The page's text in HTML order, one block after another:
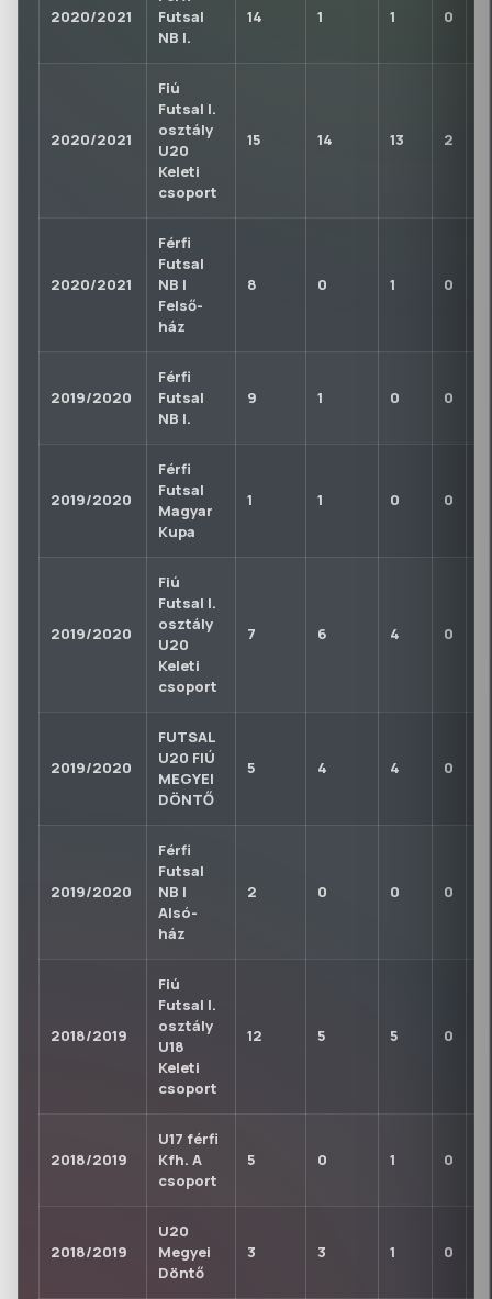
2020/2021
Futsal
NB I.
14 1 1 0
2020/2021
Fiú
Futsal I.
osztály
U20
Keleti
csoport
15 14 13 2
2020/2021
Férfi
Futsal
NB I
Felső-
ház
8 0 1 0
2019/2020
Férfi
Futsal
NB I.
9 1 0 0
2019/2020
Férfi
Futsal
Magyar
Kupa
1 1 0 0
2019/2020
Fiú
Futsal I.
osztály
U20
Keleti
csoport
7 6 4 0
2019/2020
FUTSAL
U20 FIÚ
MEGYEI
DÖNTŐ
5 4 4 0
2019/2020
Férfi
Futsal
NB I
Alsó-
ház
2 0 0 0
2018/2019
Fiú
Futsal I.
osztály
U18
Keleti
csoport
12 5 5 0
2018/2019
U17 férfi
Kfh. A
csoport
5 0 1 0
2018/2019
U20
Megyei
Döntő
3 3 1 0